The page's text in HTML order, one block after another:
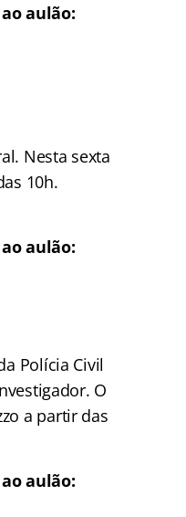
aulão:
Nesta sexta
10h.
aulão:
Polícia Civil
O
a partir das
aulão: